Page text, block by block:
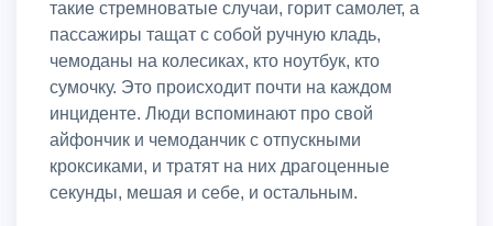
такие стремноватые случаи, горит самолет, а
пассажиры тащат с собой ручную кладь,
чемоданы на колесиках, кто ноутбук, кто
сумочку. Это происходит почти на каждом
инциденте. Люди вспоминают про свой
айфончик и чемоданчик с отпускными
кроксиками, и тратят на них драгоценные
секунды, мешая и себе, и остальным.